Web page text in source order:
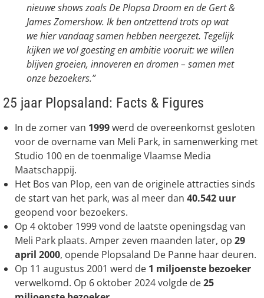
nieuwe shows zoals De Plopsa Droom en de Gert &
James Zomershow. Ik ben ontzettend trots op wat
we hier vandaag samen hebben neergezet. Tegelijk
kijken we vol goesting en ambitie vooruit: we willen
blijven groeien, innoveren en dromen – samen met
onze bezoekers.”
25 jaar Plopsaland: Facts & Figures
In de zomer van 1999werd de overeenkomst gesloten
voor de overname van Meli Park, in samenwerking met
Studio 100 en de toenmalige Vlaamse Media
Maatschappij.
Het Bos van Plop, een van de originele attracties sinds
de start van het park, was al meer dan 40.542 uur
geopend voor bezoekers.
Op 4 oktober 1999 vond de laatste openingsdag van
Meli Park plaats. Amper zeven maanden later, op 29
april 2000, opende Plopsaland De Panne haar deuren.
Op 11 augustus 2001 werd de 1 miljoenste bezoeker
verwelkomd. Op 6 oktober 2024 volgde de25